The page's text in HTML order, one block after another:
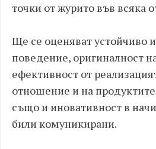
точки от журито във всяка
Ще се оценяват устойчиво
поведение, оригиналност
ефективност от
отношение и на
също и иновативност в
били комуникирани.